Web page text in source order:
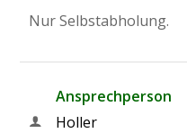
Nur Selbstabholung.
Ansprechperson
Holler